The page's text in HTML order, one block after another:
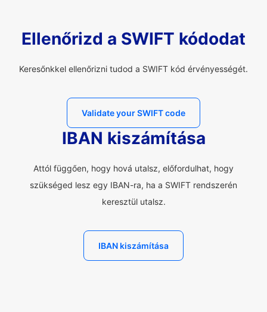
Ellenőrizd a SWIFT kódodat
Keresőnkkel ellenőrizni tudod a SWIFT kód érvényességét.
Validate your SWIFT code
IBAN kiszámítása
Attól függően, hogy hová utalsz, előfordulhat, hogy
szükséged lesz egy IBAN-ra, ha a SWIFT rendszerén
keresztül utalsz.
IBAN kiszámítása